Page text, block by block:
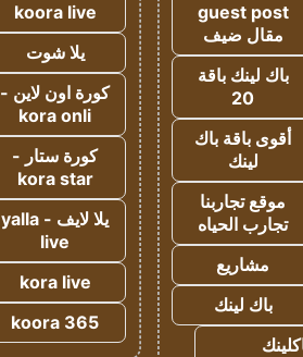
guest post
مقال ضيف
باك لينك باقة
20
أقوى باقة باك
لينك
موقع تجاربنا
تجارب الحياه
مشاريع
باك لينك
koora live
يلا شوت
كورة اون لاين -
kora onli
كورة ستار -
kora star
يلا لايف - yalla
live
kora live
koora 365